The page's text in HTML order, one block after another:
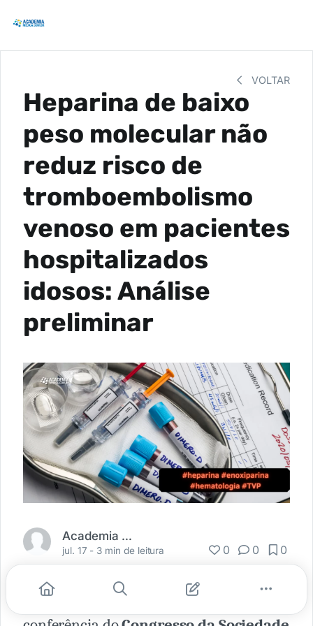
VOLTAR
Heparina de baixo
peso molecular não
reduz risco de
tromboembolismo
venoso em pacientes
hospitalizados
idosos: Análise
preliminar
Academia Médica
jul. 17 - 3 min de leitura 0 0 0
Um estudo recentemente apresentado na